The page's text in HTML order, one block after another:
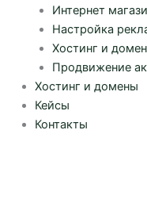
Интернет
Настройка
Хостинг и
Продвижение
Хостинг и домены
Кейсы
Контакты